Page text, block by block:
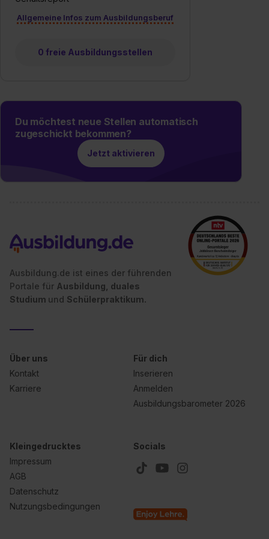
Datenschutzerklärung unter dem Punkt „Datenschutz-
einzelnen Cookies findest du durch Klick auf „Details
Allgemeine Infos zum Ausbildungsberuf
0 freie Ausbildungsstellen
Du möchtest neue Stellen automatisch
zugeschickt bekommen?
Jetzt aktivieren
Ausbildung.de ist eines der führenden
Portale für Ausbildung, duales
Studium und Schülerpraktikum.
Über uns
Kontakt
Karriere
Für dich
Inserieren
Anmelden
Ausbildungsbarometer 2026
Kleingedrucktes
Impressum
AGB
Datenschutz
Nutzungsbedingungen
Socials